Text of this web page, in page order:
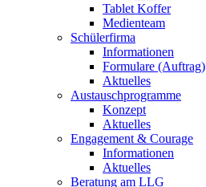
Tablet Koffer
Medienteam
Schülerfirma
Informationen
Formulare (Auftrag)
Aktuelles
Austauschprogramme
Konzept
Aktuelles
Engagement & Courage
Informationen
Aktuelles
Beratung am LLG